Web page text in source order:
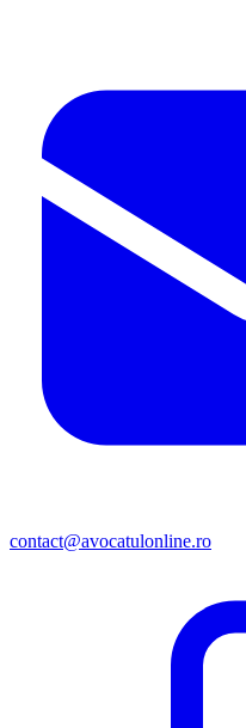
contact@avocatulonline.ro